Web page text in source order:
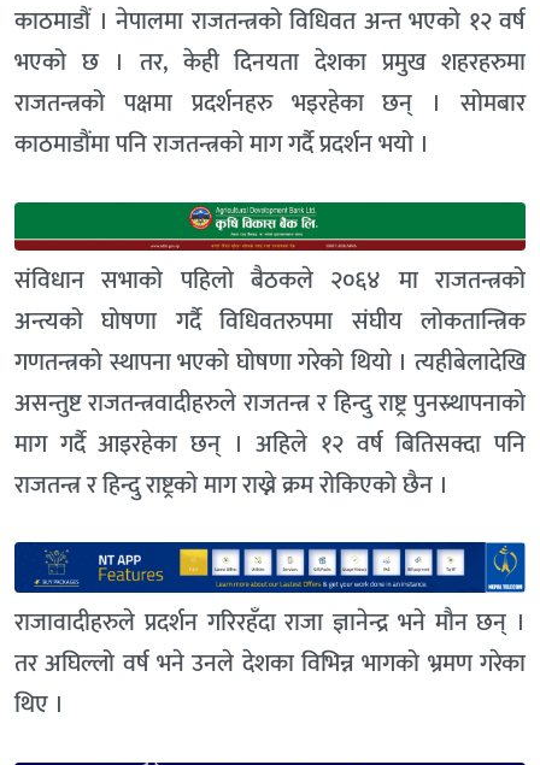
काठमाडौं । नेपालमा राजतन्त्रको विधिवत अन्त भएको १२ वर्ष
भएको छ । तर, केही दिनयता देशका प्रमुख शहरहरुमा
राजतन्त्रको पक्षमा प्रदर्शनहरु भइरहेका छन् । सोमबार
काठमाडौंमा पनि राजतन्त्रको माग गर्दै प्रदर्शन भयो ।
संविधान सभाको पहिलो बैठकले २०६४ मा राजतन्त्रको
अन्त्यको घोषणा गर्दै विधिवतरुपमा संघीय लोकतान्त्रिक
गणतन्त्रको स्थापना भएको घोषणा गरेको थियो । त्यहीबेलादेखि
असन्तुष्ट राजतन्त्रवादीहरुले राजतन्त्र र हिन्दु राष्ट्र पुनस्र्थापनाको
माग गर्दै आइरहेका छन् । अहिले १२ वर्ष बितिसक्दा पनि
राजतन्त्र र हिन्दु राष्ट्रको माग राख्ने क्रम रोकिएको छैन ।
राजावादीहरुले प्रदर्शन गरिरहँदा राजा ज्ञानेन्द्र भने मौन छन् ।
तर अघिल्लो वर्ष भने उनले देशका विभिन्न भागको भ्रमण गरेका
थिए ।